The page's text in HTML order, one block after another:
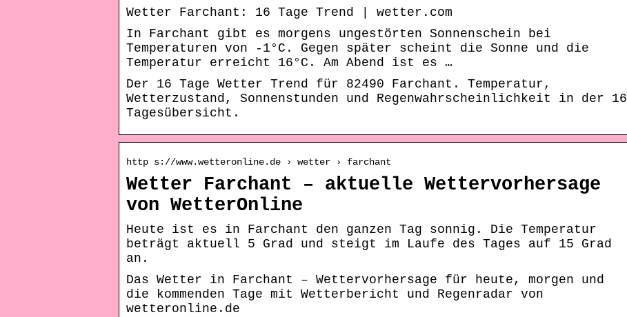
Wetter Farchant: 16 Tage Trend | wetter.com
In Farchant gibt es morgens ungestörten Sonnenschein bei
Temperaturen von -1°C. Gegen später scheint die Sonne und die
Temperatur erreicht 16°C. Am Abend ist es …
Der 16 Tage Wetter Trend für 82490 Farchant. Temperatur,
Wetterzustand, Sonnenstunden und Regenwahrscheinlichkeit in der 16
Tagesübersicht.
http s://www.wetteronline.de › wetter › farchant
Wetter Farchant – aktuelle Wettervorhersage
von WetterOnline
Heute ist es in Farchant den ganzen Tag sonnig. Die Temperatur
beträgt aktuell 5 Grad und steigt im Laufe des Tages auf 15 Grad
an.
Das Wetter in Farchant – Wettervorhersage für heute, morgen und
die kommenden Tage mit Wetterbericht und Regenradar von
wetteronline.de